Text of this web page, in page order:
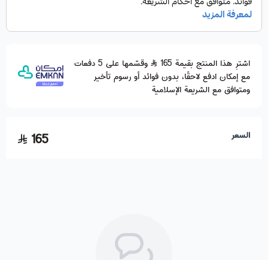
اشترِ هذا المنتج بقيمة 165
وقسّمها على 5 دفعات
مع إمكان ادفع لاحقًا، بدون فوائد أو رسوم تأخير
ومتوافق مع الشريعة الإسلامية
السعر 165